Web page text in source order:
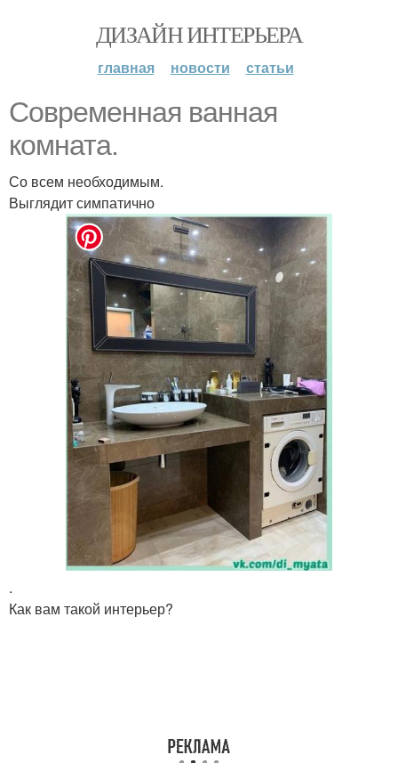
ДИЗАЙН ИНТЕРЬЕРА
главная новости статьи
Современная ванная
комната.
Со всем необходимым.
Выглядит симпатично
.
Как вам такой интерьер?